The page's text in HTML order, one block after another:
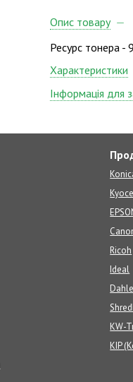
Опис товару
Ресурс тонера -
Характеристики
Інформація для
Ricoh
Ideal
Dahle
KW-
KIP